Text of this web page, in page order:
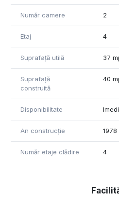
Număr camere 2
Etaj 4
Suprafață utilă 37
Suprafață
construită
40
Disponibilitate
An construcție 1978
Număr etaje clădire 4